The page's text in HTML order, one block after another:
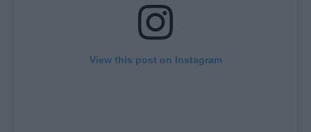
View this post on Instagram